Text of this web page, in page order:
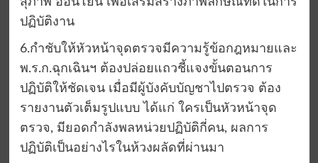
ปฏิบัติงาน
6.กำชับให้หัวหน้าจุดตรวจมีความรู้ข้อกฎหมายและ
พ.ร.ก.ฉุกเฉินฯ ต้องปล่อยแถวชี้แจงขั้นตอนการ
ปฏิบัติให้ชัดเจน เมื่อมีผู้บังคับบัญชาไปตรวจ ต้อง
รายงานตัวเต็มรูปแบบ ได้แก่ ใครเป็นหัวหน้าจุด
ตรวจ, มียอดกำลังพลหน่วยปฏิบัติกี่คน, ผลการ
ปฏิบัติเป็นอย่างไรในห้วงผลัดที่ผ่านมา